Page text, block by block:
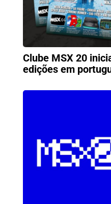
Clube MSX 20
edições em